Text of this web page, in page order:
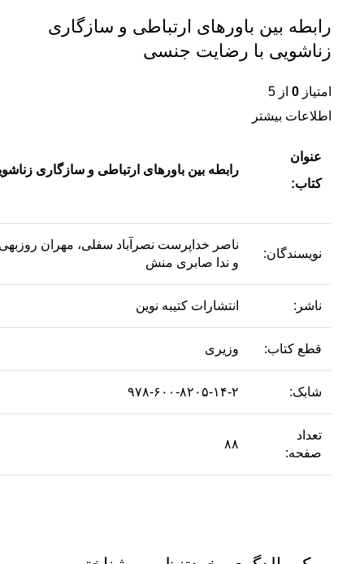
رابطه بین باورهای ارتباطی و سازگاری
زناشویی با رضایت جنسی
امتیاز 0 از 5
اطلاعات بیشتر
عنوان
کتاب:
رابطه بین باورهای ارتباطی و سازگاری
نویسندگان:
ناصر خداپرست نصرآباد سفلی، مهران
و ندا صابری منش
ناشر: انتشارات کتیبه نوین
قطع کتاب: وزیری
شابک: ۹۷۸-۶۰۰-۸۲۰۵-۱۴-۲
تعداد
صفحه:
۸۸